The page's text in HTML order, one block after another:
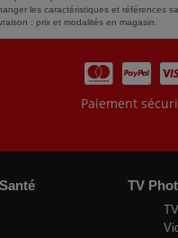
les caractéristiques et références
: prix et modalités en magasin.
Paiement
TV
TV